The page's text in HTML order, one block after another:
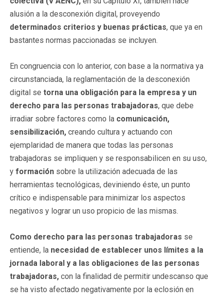
alusión a la desconexión digital, proveyendo
determinados criterios y buenas prácticas, que ya en
bastantes normas paccionadas se incluyen.
En congruencia con lo anterior, con base a la normativa ya
circunstanciada, la reglamentación de la desconexión
digital se torna una obligación para la empresa y un
derecho para las personas trabajadoras, que debe
irradiar sobre factores como la comunicación,
sensibilización, creando cultura y actuando con
ejemplaridad de manera que todas las personas
trabajadoras se impliquen y se responsabilicen en su uso,
y formación sobre la utilización adecuada de las
herramientas tecnológicas, deviniendo éste, un punto
crítico e indispensable para minimizar los aspectos
negativos y lograr un uso propicio de las mismas.
Como derecho para las personas trabajadoras se
entiende, la necesidad de establecer unos límites a la
jornada laboral y a las obligaciones de las personas
trabajadoras, con la finalidad de permitir undescanso que
se ha visto afectado negativamente por la eclosión en